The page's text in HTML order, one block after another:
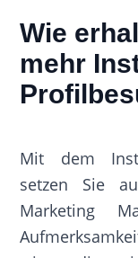
Wie
mehr
Mit dem
setzen Sie
Marketing